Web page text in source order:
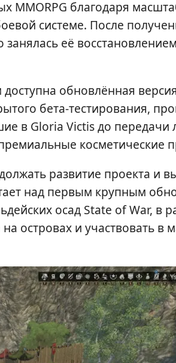
MMORPG благодаря
системе. После
её
обновлённая
бета-тестирования,
в Gloria Victis до передачи
косметические
развитие проекта и
над первым крупным
осад State of War, в
островах и участвовать в